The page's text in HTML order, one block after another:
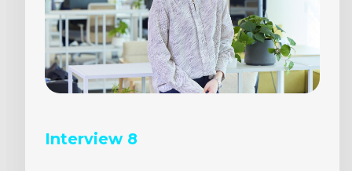
Interview 8